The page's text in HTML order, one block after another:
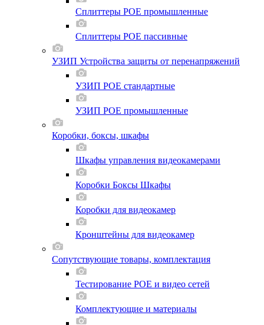
Сплиттеры POE промышленные
Сплиттеры POE пассивные
УЗИП Устройства защиты от перенапряжений
УЗИП POE стандартные
УЗИП POE промышленные
Коробки, боксы, шкафы
Шкафы управления видеокамерами
Коробки Боксы Шкафы
Коробки для видеокамер
Кронштейны для видеокамер
Сопутствующие товары, комплектация
Тестирование POE и видео сетей
Комплектующие и материалы